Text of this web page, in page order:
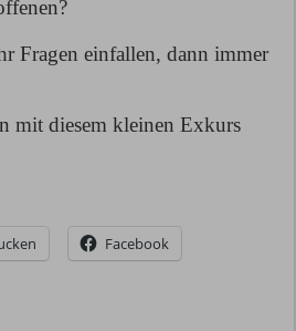
Fragen einfallen, dann immer
mit diesem kleinen Exkurs
Facebook